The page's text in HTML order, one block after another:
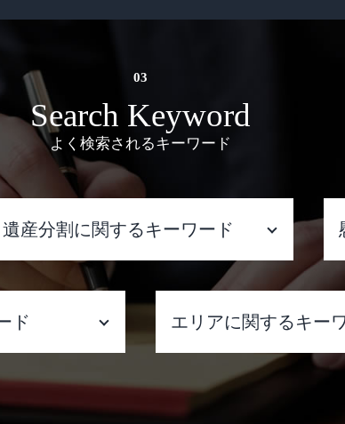
Search Keyword
よく検索されるキーワード
遺産分割に関するキーワード
遺産分割 受け取らない
遺産分割 遺留分
遺産分割 相手方 認知症
遺産分割 進まない
ド エリアに関するキー
架空請求詐欺 弁護